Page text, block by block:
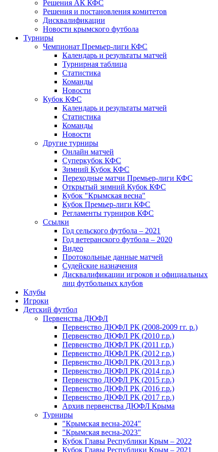
Решения АК КФС
Решения и постановления комитетов
Дисквалификации
Новости крымского футбола
Турниры
Чемпионат Премьер-лиги КФС
Календарь и результаты матчей
Турнирная таблица
Статистика
Команды
Новости
Кубок КФС
Календарь и результаты матчей
Статистика
Команды
Новости
Другие турниры
Онлайн матчей
Суперкубок КФС
Зимний Кубок КФС
Переходные матчи Премьер-лиги КФС
Открытый зимний Кубок КФС
Кубок "Крымская весна"
Кубок Премьер-лиги КФС
Регламенты турниров КФС
Ссылки
Год сельского футбола – 2021
Год ветеранского футбола – 2020
Видео
Протокольные данные матчей
Судейские назначения
Дисквалификации игроков и официальных
лиц футбольных клубов
Клубы
Игроки
Детский футбол
Первенства ДЮФЛ
Первенство ДЮФЛ РК (2008-2009 гг. р.)
Первенство ДЮФЛ РК (2010 г.р.)
Первенство ДЮФЛ РК (2011 г.р.)
Первенство ДЮФЛ РК (2012 г.р.)
Первенство ДЮФЛ РК (2013 г.р.)
Первенство ДЮФЛ РК (2014 г.р.)
Первенство ДЮФЛ РК (2015 г.р.)
Первенство ДЮФЛ РК (2016 г.р.)
Первенство ДЮФЛ РК (2017 г.р.)
Архив первенства ДЮФЛ Крыма
Турниры
"Крымская весна-2024"
"Крымская весна-2023"
Кубок Главы Республики Крым – 2022
Кубок Главы Республики Крым – 2021